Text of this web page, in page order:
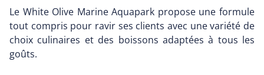
Le White Olive Marine Aquapark propose une formule
tout compris pour ravir ses clients avec une variété de
choix culinaires et des boissons adaptées à tous les
goûts.